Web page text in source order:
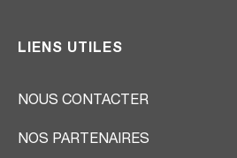
LIENS UTILES
NOUS CONTACTER
NOS PARTENAIRES